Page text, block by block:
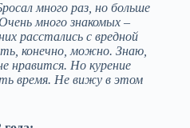
много раз, но больше
много знакомых –
расстались с вредной
конечно, можно. Знаю,
нравится. Но курение
время. Не вижу в этом